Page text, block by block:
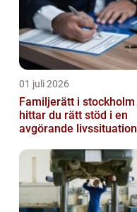
01 juli 2026
Familjerätt i stockholm så
hittar du rätt stöd i en
avgörande livssituation